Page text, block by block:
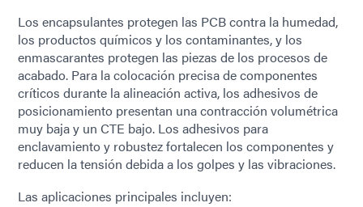
Los encapsulantes protegen las PCB contra la humedad,
los productos químicos y los contaminantes, y los
enmascarantes protegen las piezas de los procesos de
acabado. Para la colocación precisa de componentes
críticos durante la alineación activa, los adhesivos de
posicionamiento presentan una contracción volumétrica
muy baja y un CTE bajo. Los adhesivos para
enclavamiento y robustez fortalecen los componentes y
reducen la tensión debida a los golpes y las vibraciones.
Las aplicaciones principales incluyen: